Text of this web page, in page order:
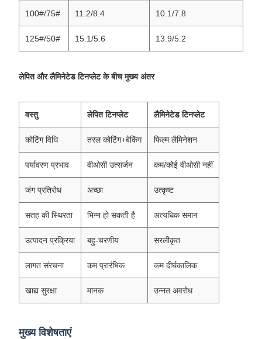
100#/75# 11.2/8.4 10.1/7.8
125#/50# 15.1/5.6 13.9/5.2
लेपित और लैमिनेटेड टिनप्लेट के बीच मुख्य अंतर
वस्तु लेपित टिनप्लेट लैमिनेटेड टिनप्लेट
कोटिंग विधि तरल कोटिंग+बेकिंग फिल्म लैमिनेशन
पर्यावरण प्रभाव वीओसी उत्सर्जन कम/कोई वीओसी नहीं
जंग प्रतिरोध अच्छा उत्कृष्ट
सतह की स्थिरता भिन्न हो सकती है अत्यधिक समान
उत्पादन प्रक्रिया बहु-चरणीय सरलीकृत
लागत संरचना कम प्रारंभिक कम दीर्घकालिक
खाद्य सुरक्षा मानक उन्नत अवरोध
मुख्य विशेषताएं